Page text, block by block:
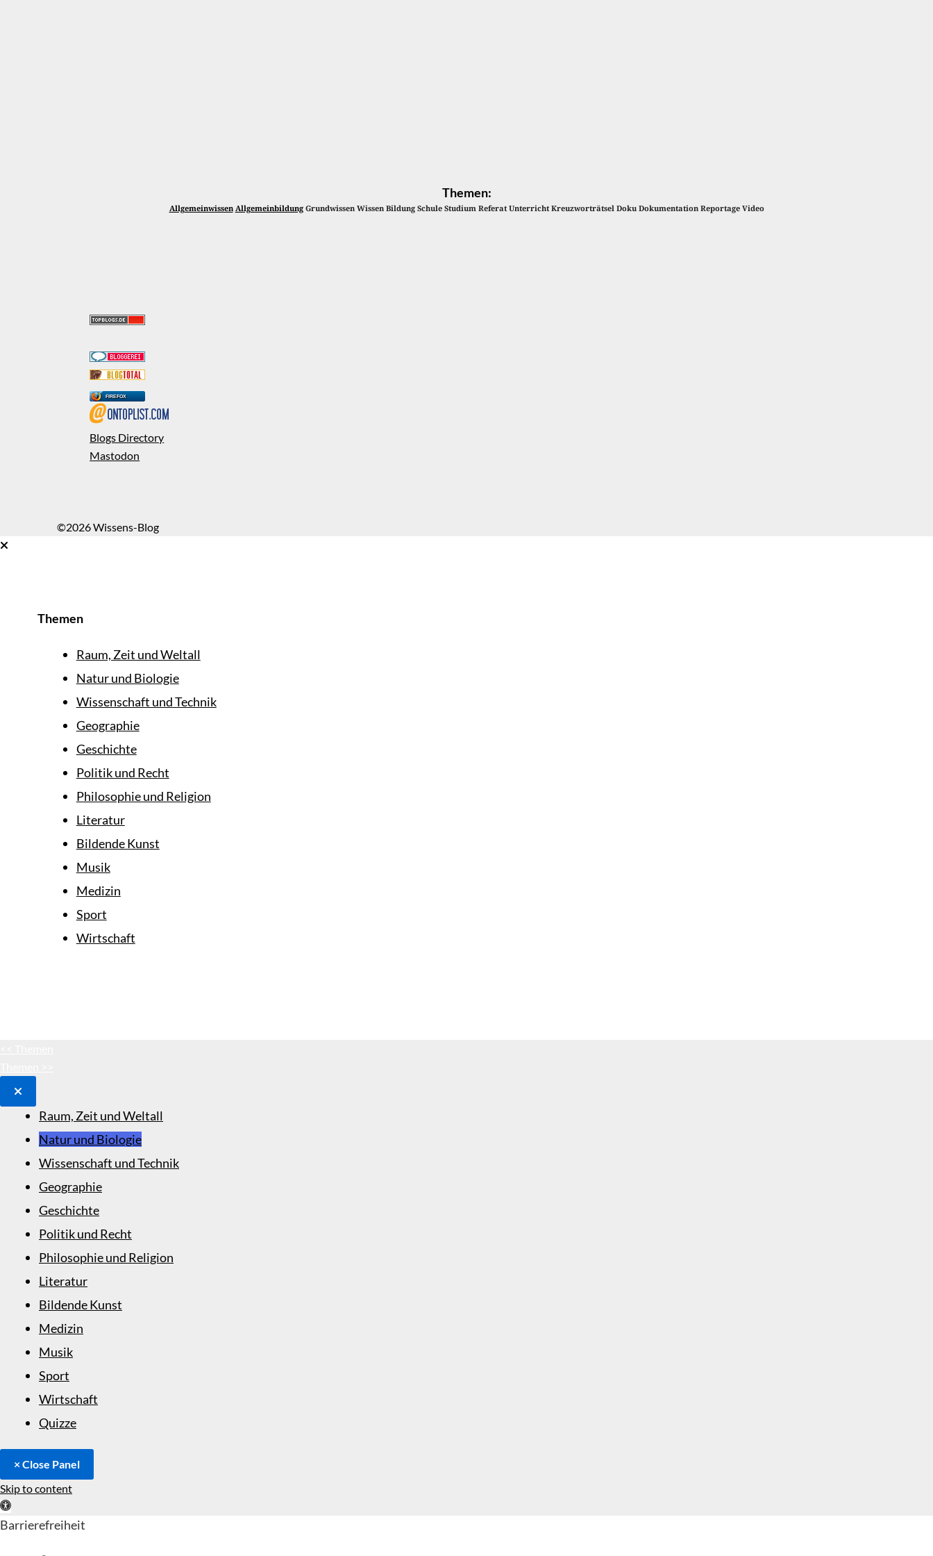
Themen:
Allgemeinwissen AllgemeinbildungGrundwissen Wissen Bildung Schule Studium Referat Unterricht Kreuzworträtsel Doku Dokumentation Reportage Video
FIREFOX
Blogs Directory
Mastodon
©2026 Wissens-Blog
Themen
Raum, Zeit und Weltall
Natur und Biologie
Wissenschaft und Technik
Geographie
Geschichte
Politik und Recht
Philosophie und Religion
Literatur
Bildende Kunst
Musik
Medizin
Sport
Wirtschaft
Raum, Zeit und Weltall
Natur und Biologie
Wissenschaft und Technik
Geographie
Geschichte
Politik und Recht
Philosophie und Religion
Literatur
Bildende Kunst
Medizin
Musik
Sport
Wirtschaft
Quizze
× Close Panel
Skip to content
Open toolbar
Barrierefreiheit